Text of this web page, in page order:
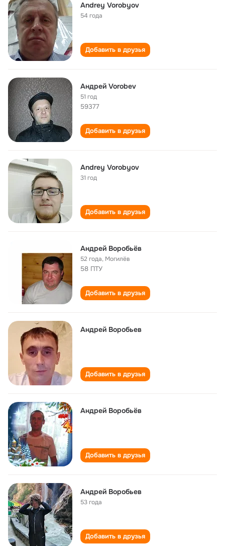
Andrey Vorobyov
54 года
Добавить в друзья
Андрей Vorobev
51 год
59377
Добавить в друзья
Andrey Vorobyov
31 год
Добавить в друзья
Андрей Воробьёв
52 года, Могилёв
58 ПТУ
Добавить в друзья
Андрей Воробьев
Добавить в друзья
Андрей Воробьёв
Добавить в друзья
Андрей Воробьев
53 года
Добавить в друзья